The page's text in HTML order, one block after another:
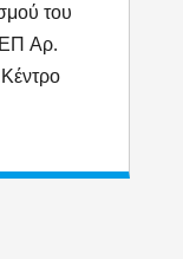
του
Αρ.